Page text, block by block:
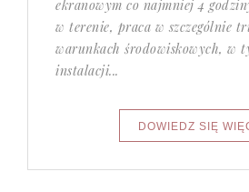
ekranowym co najmniej 4
w terenie, praca w szczególnie
warunkach środowiskowych, w
instalacji...